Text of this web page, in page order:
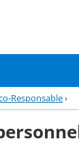
Responsable›